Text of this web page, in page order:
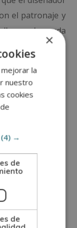
el patronaje y
con la ayuda
ganó prestigio
le permitió
taller. El
al tacón bajo, a
la manga tres
estaba
Con 17 años
interés con la
como
×
la
nuestro
cookies
(4) →
de
de